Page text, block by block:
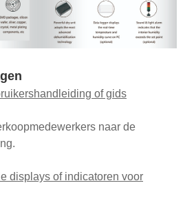
of gids
naar de
displays of indicatoren voor